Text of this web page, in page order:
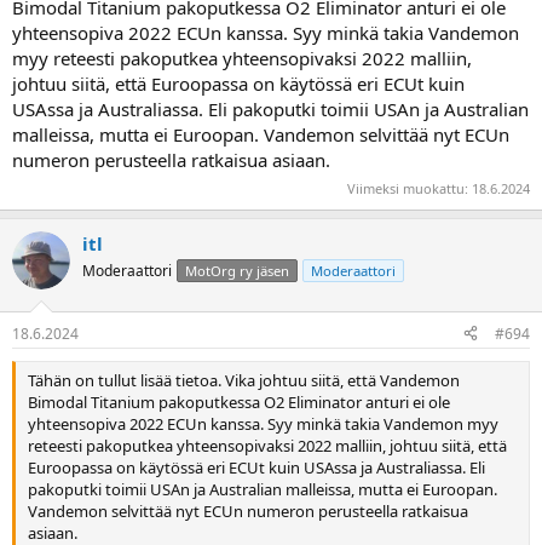
Bimodal Titanium pakoputkessa O2 Eliminator anturi ei ole
yhteensopiva 2022 ECUn kanssa. Syy minkä takia Vandemon
myy reteesti pakoputkea yhteensopivaksi 2022 malliin,
johtuu siitä, että Euroopassa on käytössä eri ECUt kuin
USAssa ja Australiassa. Eli pakoputki toimii USAn ja Australian
malleissa, mutta ei Euroopan. Vandemon selvittää nyt ECUn
numeron perusteella ratkaisua asiaan.
Viimeksi muokattu: 18.6.2024
itl
Moderaattori MotOrg ry jäsen Moderaattori
18.6.2024 #694
Tähän on tullut lisää tietoa. Vika johtuu siitä, että Vandemon
Bimodal Titanium pakoputkessa O2 Eliminator anturi ei ole
yhteensopiva 2022 ECUn kanssa. Syy minkä takia Vandemon myy
reteesti pakoputkea yhteensopivaksi 2022 malliin, johtuu siitä, että
Euroopassa on käytössä eri ECUt kuin USAssa ja Australiassa. Eli
pakoputki toimii USAn ja Australian malleissa, mutta ei Euroopan.
Vandemon selvittää nyt ECUn numeron perusteella ratkaisua
asiaan.